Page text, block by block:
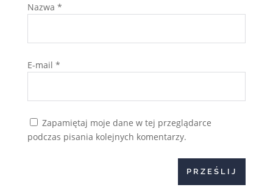
Nazwa *
E-mail *
Zapamiętaj moje dane w tej przeglądarce
podczas pisania kolejnych komentarzy.
PRZEŚLIJ